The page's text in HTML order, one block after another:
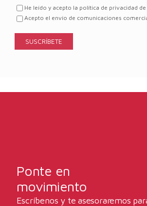
He leído y acepto la política de privacidad de
Acepto el envío de comunicaciones
Ponte en
movimiento
Escríbenos y te asesoraremos